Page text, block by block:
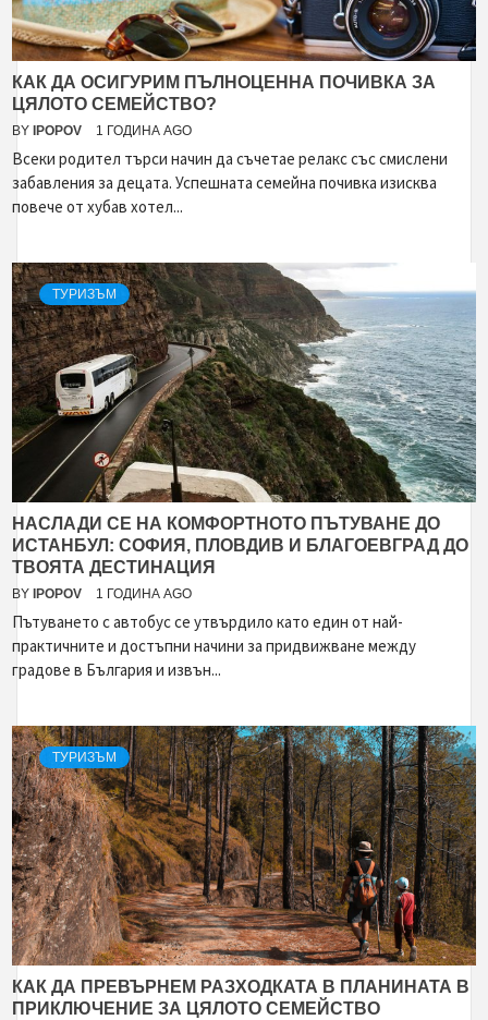
КАК ДА ОСИГУРИМ ПЪЛНОЦЕННА ПОЧИВКА ЗА
ЦЯЛОТО СЕМЕЙСТВО?
BY IPOPOV 1 ГОДИНА AGO
Всеки родител търси начин да съчетае релакс със смислени
забавления за децата. Успешната семейна почивка изисква
повече от хубав хотел...
ТУРИЗЪМ
НАСЛАДИ СЕ НА КОМФОРТНОТО ПЪТУВАНЕ ДО
ИСТАНБУЛ: СОФИЯ, ПЛОВДИВ И БЛАГОЕВГРАД ДО
ТВОЯТА ДЕСТИНАЦИЯ
BY IPOPOV 1 ГОДИНА AGO
Пътуването с автобус се утвърдило като един от най-
практичните и достъпни начини за придвижване между
градове в България и извън...
ТУРИЗЪМ
КАК ДА ПРЕВЪРНЕМ РАЗХОДКАТА В ПЛАНИНАТА В
ПРИКЛЮЧЕНИЕ ЗА ЦЯЛОТО СЕМЕЙСТВО